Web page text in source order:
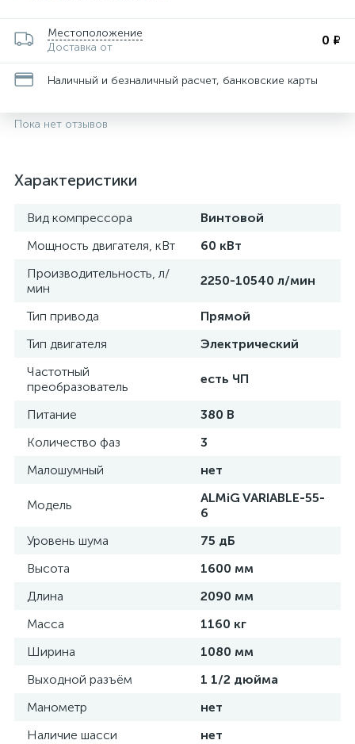
Местоположение
Доставка от
0 ₽
Наличный и безналичный расчет, банковские карты
Пока нет отзывов
Характеристики
Вид компрессора
Винтовой
Мощность двигателя, кВт
60 кВт
Производительность, л/
мин
2250-10540 л/мин
Тип привода
Прямой
Тип двигателя
Электрический
Частотный
преобразователь
есть ЧП
Питание
380 В
Количество фаз
3
Малошумный
нет
Модель
ALMiG VARIABLE-55-
6
Уровень шума
75 дБ
Высота
1600 мм
Длина
2090 мм
Масса
1160 кг
Ширина
1080 мм
Выходной разъём
1 1/2 дюйма
Манометр
нет
Наличие шасси
нет